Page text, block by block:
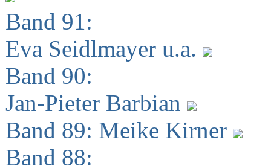
Band 91:
Eva Seidlmayer u.a.
Band 90:
Jan-Pieter Barbian
Band 89: Meike Kirner
Band 88: